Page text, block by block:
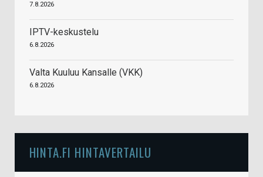
7.8.2026
IPTV-keskustelu
6.8.2026
Valta Kuuluu Kansalle (VKK)
6.8.2026
HINTA.FI HINTAVERTAILU